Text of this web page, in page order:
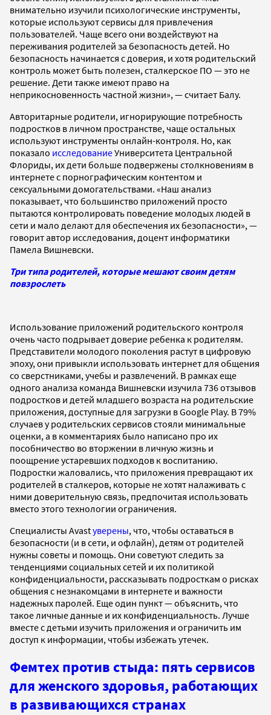
внимательно изучили психологические инструменты,
которые используют сервисы для привлечения
пользователей. Чаще всего они воздействуют на
переживания родителей за безопасность детей. Но
безопасность начинается с доверия, и хотя родительский
контроль может быть полезен, сталкерское ПО — это не
решение. Дети также имеют право на
неприкосновенность частной жизни», — считает Балу.
Авторитарные родители, игнорирующие потребность
подростков в личном пространстве, чаще остальных
используют инструменты онлайн-контроля. Но, как
показало исследованиеУниверситета Центральной
Флориды, их дети больше подвержены столкновениям в
интернете с порнографическим контентом и
сексуальными домогательствами. «Наш анализ
показывает, что большинство приложений просто
пытаются контролировать поведение молодых людей в
сети и мало делают для обеспечения их безопасности», —
говорит автор исследования, доцент информатики
Памела Вишневски.
Три типа родителей, которые мешают своим детям
повзрослеть
Использование приложений родительского контроля
очень часто подрывает доверие ребенка к родителям.
Представители молодого поколения растут в цифровую
эпоху, они привыкли использовать интернет для общения
со сверстниками, учебы и развлечений. В рамках еще
одного анализа команда Вишневски изучила 736 отзывов
подростков и детей младшего возраста на родительские
приложения, доступные для загрузки в Google Play. В 79%
случаев у родительских сервисов стояли минимальные
оценки, а в комментариях было написано про их
пособничество во вторжении в личную жизнь и
поощрение устаревших подходов к воспитанию.
Подростки жаловались, что приложения превращают их
родителей в сталкеров, которые не хотят налаживать с
ними доверительную связь, предпочитая использовать
вместо этого технологии ограничения.
Специалисты Avastуверены, что, чтобы оставаться в
безопасности (и в сети, и офлайн), детям от родителей
нужны советы и помощь. Они советуют следить за
тенденциями социальных сетей и их политикой
конфиденциальности, рассказывать подросткам о рисках
общения с незнакомцами в интернете и важности
надежных паролей. Еще один пункт — объяснить, что
такое личные данные и их конфиденциальность. Лучше
вместе с детьми изучить приложения и ограничить им
доступ к информации, чтобы избежать утечек.
Фемтех против стыда: пять сервисов
для женского здоровья, работающих
в развивающихся странах